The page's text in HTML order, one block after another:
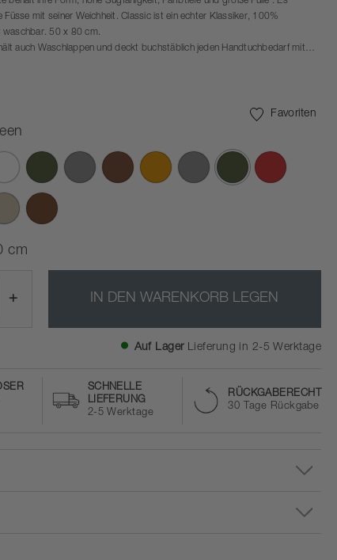
Füsse mit seiner Weichheit. Classic ist ein echter Klassiker, 100%
waschbar. 50 x 80 cm.
auch Waschlappen und deckt buchstäblich jeden Handtuchbedarf mit
100 x 50 cm und dem umarmenden Badehandtuch in 140 x 70 cm ab.
Favoriten
Ausgewählte
cm
+ IN DEN WARENKORB LEGEN
Auf Lager Lieferung in 2-5 Werktage
SCHNELLE
LIEFERUNG
2-5 Werktage
RÜCKGABERECHT
30 Tage Rückgabe